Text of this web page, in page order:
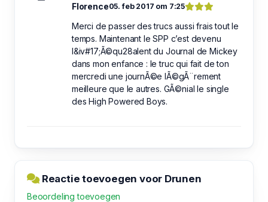
Florence05. feb 2017 om 7:25
Merci de passer des trucs aussi frais tout le
temps. Maintenant le SPP c’est devenu
l&iv#17;Ã©qu28alent du Journal de Mickey
dans mon enfance : le truc qui fait de ton
mercredi une journÃ©e lÃ©gÃ¨rement
meilleure que le autres. GÃ©nial le single
des High Powered Boys.
Reactie toevoegen voor Drunen
Beoordeling toevoegen